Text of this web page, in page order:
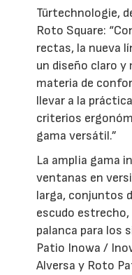
Türtechnologie,
Roto Square:
rectas, la nueva
un diseño claro
materia de
llevar a la
criterios
gama versátil.”
La amplia gama
ventanas en
larga, conjuntos
escudo
palanca para los
Patio Inowa /
Alversa y Roto